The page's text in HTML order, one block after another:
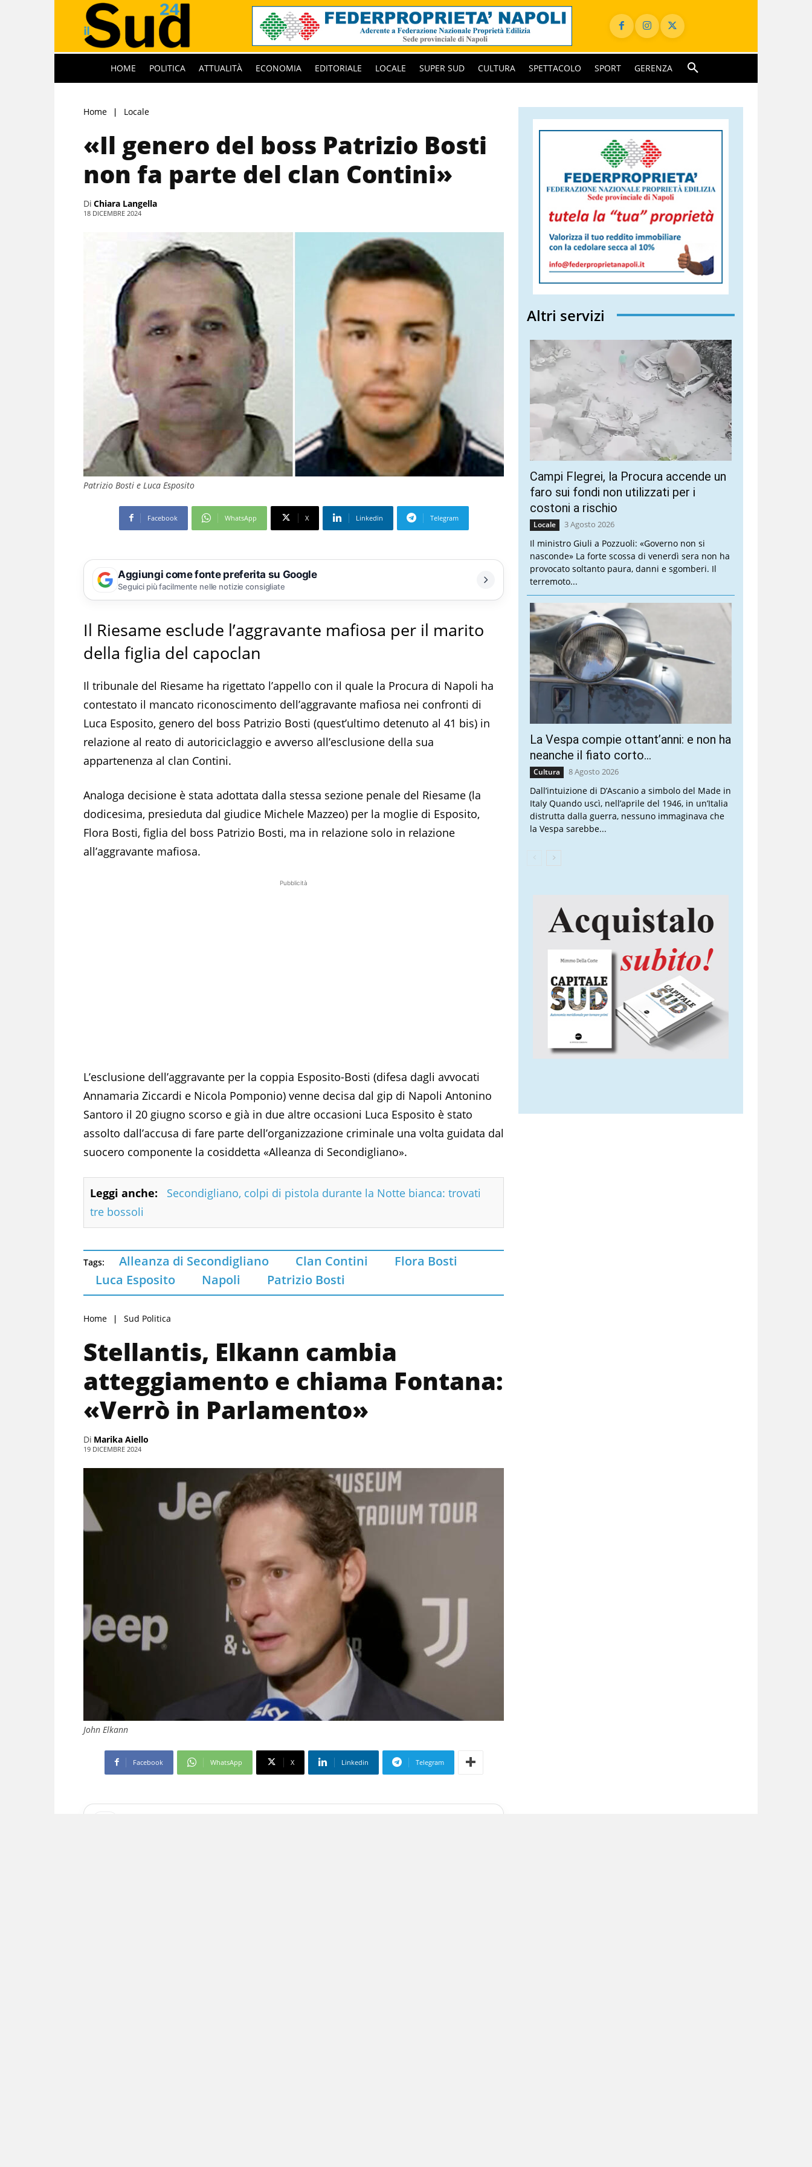
HOME POLITICA ATTUALITÀ ECONOMIA EDITORIALE LOCALE SUPER SUD CULTURA SPETTACOLO SPORT GERENZA
Home Locale
«Il genero del boss Patrizio Bosti
non fa parte del clan Contini»
Di Chiara Langella
18 DICEMBRE 2024
Patrizio Bosti e Luca Esposito
Facebook WhatsApp X Linkedin Telegram
Aggiungi come fonte preferita su Google
Seguici più facilmente nelle notizie consigliate
Il Riesame esclude l’aggravante mafiosa per il marito
della figlia del capoclan
Il tribunale del Riesame ha rigettato l’appello con il quale la Procura di Napoli ha
contestato il mancato riconoscimento dell’aggravante mafiosa nei confronti di
Luca Esposito, genero del boss Patrizio Bosti (quest’ultimo detenuto al 41 bis) in
relazione al reato di autoriciclaggio e avverso all’esclusione della sua
appartenenza al clan Contini.
Analoga decisione è stata adottata dalla stessa sezione penale del Riesame (la
dodicesima, presieduta dal giudice Michele Mazzeo) per la moglie di Esposito,
Flora Bosti, figlia del boss Patrizio Bosti, ma in relazione solo in relazione
all’aggravante mafiosa.
Pubblicità
L’esclusione dell’aggravante per la coppia Esposito-Bosti (difesa dagli avvocati
Annamaria Ziccardi e Nicola Pomponio) venne decisa dal gip di Napoli Antonino
Santoro il 20 giugno scorso e già in due altre occasioni Luca Esposito è stato
assolto dall’accusa di fare parte dell’organizzazione criminale una volta guidata dal
suocero componente la cosiddetta «Alleanza di Secondigliano».
Leggi anche:
Secondigliano, colpi di pistola durante la Notte bianca: trovati
tre bossoli
Tags: Alleanza di Secondigliano Clan Contini
Flora Bosti
Luca Esposito
Napoli Patrizio Bosti
Home Sud Politica
Stellantis, Elkann cambia
atteggiamento e chiama Fontana:
«Verrò in Parlamento»
Di Marika Aiello
19 DICEMBRE 2024
John Elkann
Facebook WhatsApp X Linkedin Telegram
Altri servizi
Campi Flegrei, la Procura accende un
faro sui fondi non utilizzati per i
costoni a rischio
Locale 3 Agosto 2026
Il ministro Giuli a Pozzuoli: «Governo non si
nasconde» La forte scossa di venerdì sera non ha
provocato soltanto paura, danni e sgomberi. Il
terremoto...
La Vespa compie ottant’anni: e non ha
neanche il fiato corto…
Cultura 8 Agosto 2026
Dall’intuizione di D’Ascanio a simbolo del Made in
Italy Quando uscì, nell’aprile del 1946, in un’Italia
distrutta dalla guerra, nessuno immaginava che
la Vespa sarebbe...